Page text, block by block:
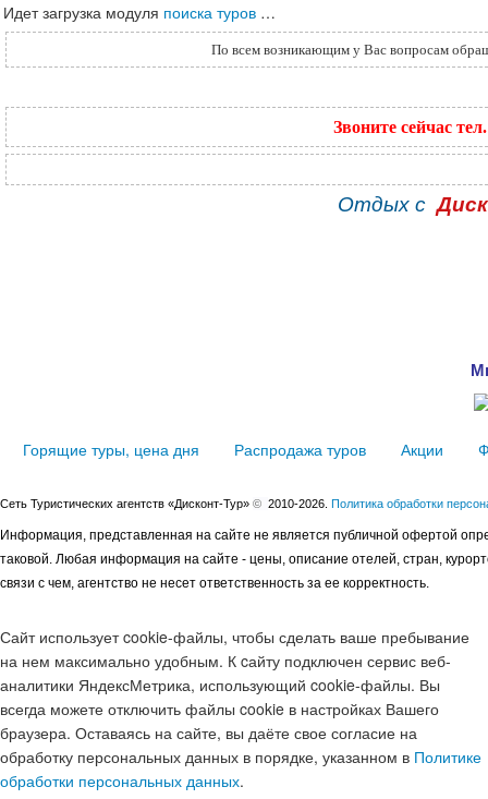
Идет загрузка модуля поиска туров …
По всем возникающим у Вас вопросам
Звоните сейчас
Отдых с
Горящие туры, цена дня Распродажа туров Акции
Сеть Туристических агентств «Дисконт-Тур» © 2010-2026. Политика обработки
Информация, представленная на сайте не является публичной офертой
таковой. Любая информация на сайте - цены, описание отелей, стран,
связи с чем, агентство не несет ответственность за ее корректность.
Сайт использует cookie-файлы, чтобы сделать ваше пребывание
на нем максимально удобным. К cайту подключен сервис веб-
аналитики ЯндексМетрика, использующий cookie-файлы. Вы
всегда можете отключить файлы cookie в настройках Вашего
браузера. Оставаясь на сайте, вы даёте свое согласие на
обработку персональных данных в порядке, указанном в Политике
обработки персональных данных.